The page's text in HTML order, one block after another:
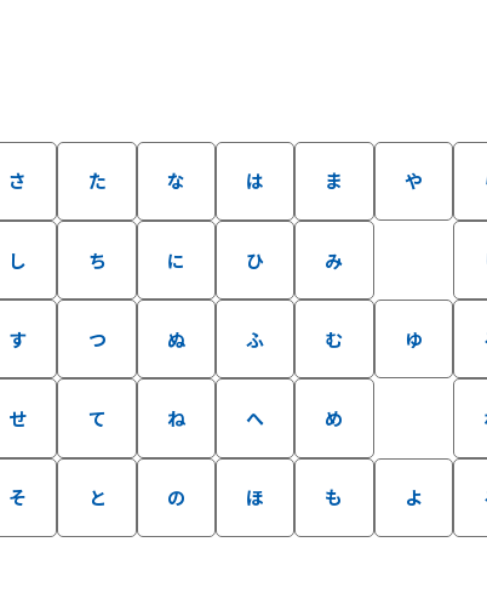
さ
し
す
せ
そ
た
ち
つ
て
と
な
に
ぬ
ね
の
は
ひ
ふ
へ
ほ
ま
み
む
め
も
や
ゆ
よ